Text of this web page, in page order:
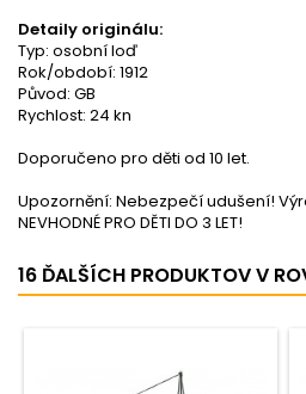
Detaily originálu:
Typ: osobní loď
Rok/období: 1912
Původ: GB
Rychlost: 24 kn
Doporučeno pro děti od 10 let.
Upozornění: Nebezpečí udušení!
NEVHODNÉ PRO DĚTI DO 3 LET!
16 ĎALŠÍCH PRODUKTOV V